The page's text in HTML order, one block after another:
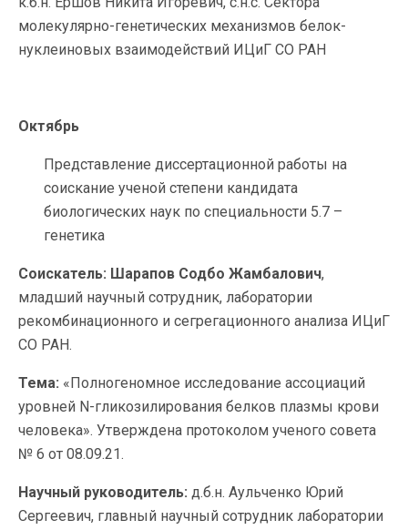
молекулярно-генетических механизмов белок-
нуклеиновых взаимодействий ИЦиГ СО РАН
Октябрь
Представление диссертационной работы на
соискание ученой степени кандидата
биологических наук по специальности 5.7 –
генетика
Соискатель: Шарапов Содбо Жамбалович,
младший научный сотрудник, лаборатории
рекомбинационного и сегрегационного анализа ИЦиГ
СО РАН.
Тема: «Полногеномное исследование ассоциаций
уровней N-гликозилирования белков плазмы крови
человека». Утверждена протоколом ученого совета
№ 6 от 08.09.21.
Научный руководитель: д.б.н. Аульченко Юрий
Сергеевич, главный научный сотрудник лаборатории